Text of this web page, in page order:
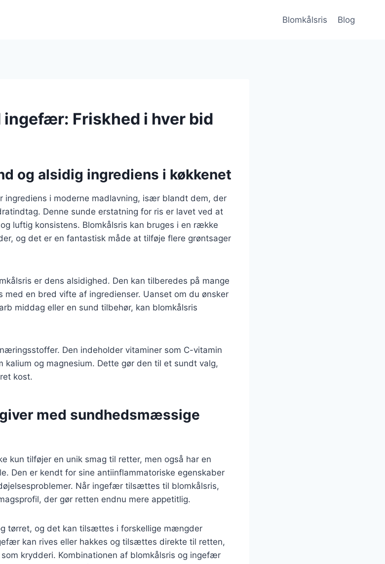
Blomkålsris Blog
ingefær: Friskhed i hver bid
og alsidig ingrediens i køkkenet
ingrediens i moderne madlavning, især blandt dem, der
Denne sunde erstatning for ris er lavet ved at
luftig konsistens. Blomkålsris kan bruges i en række
og det er en fantastisk måde at tilføje flere grøntsager
er dens alsidighed. Den kan tilberedes på mange
med en bred vifte af ingredienser. Uanset om du ønsker
middag eller en sund tilbehør, kan blomkålsris
Den indeholder vitaminer som C-vitamin
kalium og magnesium. Dette gør den til et sundt valg,
kost.
med sundhedsmæssige
kun tilføjer en unik smag til retter, men også har en
Den er kendt for sine antiinflammatoriske egenskaber
Når ingefær tilsættes til blomkålsris,
der gør retten endnu mere appetitlig.
tørret, og det kan tilsættes i forskellige mængder
kan rives eller hakkes og tilsættes direkte til retten,
krydderi. Kombinationen af blomkålsris og ingefær